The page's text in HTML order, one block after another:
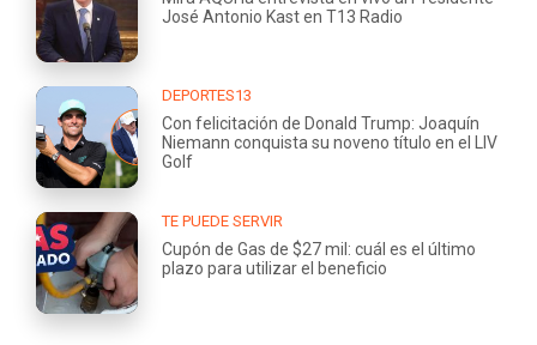
José Antonio Kast en T13 Radio
DEPORTES13
Con felicitación de Donald Trump: Joaquín
Niemann conquista su noveno título en el LIV
Golf
TE PUEDE SERVIR
Cupón de Gas de $27 mil: cuál es el último
plazo para utilizar el beneficio